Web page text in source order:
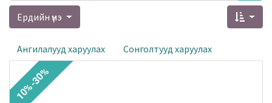
Ердийн үнэ
Ангилалууд харуулах Сонголтууд харуулах
10%-30%